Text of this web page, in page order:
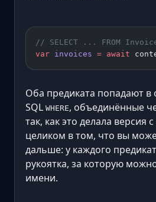
// SELECT ... FROM
var invoices = await
Оба предиката попадают в
SQL WHERE, объединённые
так, как это делала версия с
целиком в том, что вы
дальше: у каждого
рукоятка, за которую
имени.